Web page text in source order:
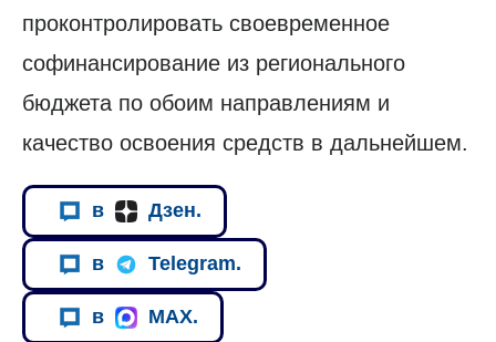
проконтролировать своевременное
софинансирование из регионального
бюджета по обоим направлениям и
качество освоения средств в дальнейшем.
в Дзен.
в Telegram.
в MAX.